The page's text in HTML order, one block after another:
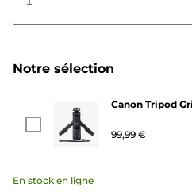
Notre sélection
Canon Tripod
99,99 €
En stock en ligne